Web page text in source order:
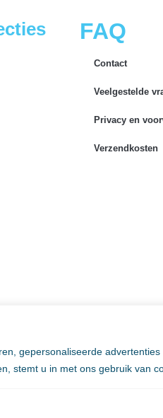
gepersonaliseerde
stemt u in met ons gebruik van
FAQ
Contact
Veelgestelde
Privacy en
Verzendkosten